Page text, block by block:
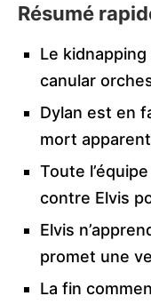
Résumé
Le
canular
Dylan est en
mort
Toute
contre Elvis
Elvis
promet une
La fin